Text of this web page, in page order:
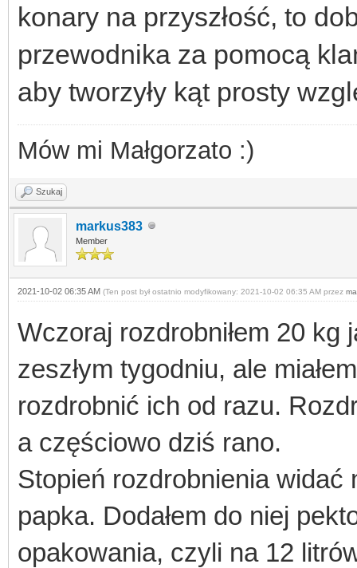
konary na przyszłość, to
przewodnika za pomocą
aby tworzyły kąt prosty
Mów mi Małgorzato :)
Szukaj
markus383
Member
2021-10-02 06:35 AM (Ten post był ostatnio modyfikowany: 2021-10-02 06:35 AM przez
Wczoraj rozdrobniłem 20 kg
zeszłym tygodniu, ale
rozdrobnić ich od razu.
a częściowo dziś rano.
Stopień rozdrobnienia widać
papka. Dodałem do niej
opakowania, czyli na 12